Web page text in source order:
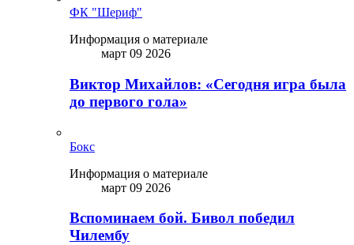
ФК "Шериф"
Информация о материале
март 09 2026
Виктор Михайлов: «Сегодня игра была
до первого гола»
Бокс
Информация о материале
март 09 2026
Вспоминаем бой. Бивол победил
Чилембу